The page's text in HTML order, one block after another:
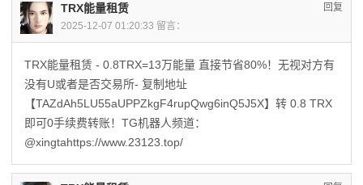
TRX能量租赁
2025-12-07 01:20:33 留言：
回复
TRX能量租赁 - 0.8TRX=13万能量 直接节省80%！无视对方有
没有U或者是否交易所- 复制地址
【TAZdAh5LU55aUPPZkgF4rupQwg6inQ5J5X】转 0.8 TRX
即可0手续费转账！TG机器人频道：
@xingtahttps://www.23123.top/